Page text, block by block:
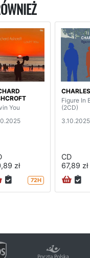
You
zł
72H
Figure In
(2CD)
3.10.2025
CD
67,89 zł